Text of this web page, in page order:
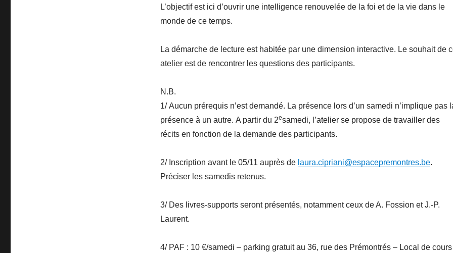
L’objectif est ici d’ouvrir une intelligence renouvelée de la foi et de la vie dans le
monde de ce temps.
La démarche de lecture est habitée par une dimension interactive. Le souhait de
atelier est de rencontrer les questions des participants.
N.B.
1/ Aucun prérequis n’est demandé. La présence lors d’un samedi n’implique pas
présence à un autre. A partir du 2esamedi, l’atelier se propose de travailler des
récits en fonction de la demande des participants.
2/ Inscription avant le 05/11 auprès de laura.cipriani@espacepremontres.be.
Préciser les samedis retenus.
3/ Des livres-supports seront présentés, notamment ceux de A. Fossion et J.-P.
Laurent.
4/ PAF : 10 €/samedi – parking gratuit au 36, rue des Prémontrés – Local de cours